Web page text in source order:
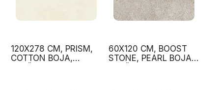
120X278 CM, PRISM,
COTTON BOJA,
60X120 CM, BOOST
STONE, PEARL BOJA,